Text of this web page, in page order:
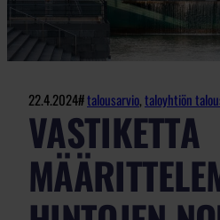
22.4.2024#talousarvio, taloyhtiön
VASTIKETTA